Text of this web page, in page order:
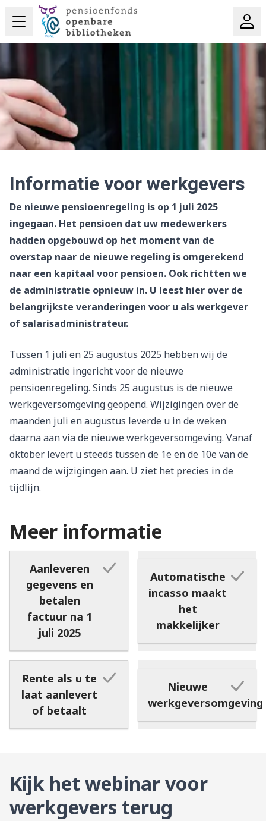
Informatie voor werkgevers
De nieuwe pensioenregeling is op 1 juli 2025
ingegaan. Het pensioen dat uw medewerkers
hadden opgebouwd op het moment van de
overstap naar de nieuwe regeling is omgerekend
naar een kapitaal voor pensioen. Ook richtten we
de administratie opnieuw in. U leest hier over de
belangrijkste veranderingen voor u als werkgever
of salarisadministrateur.
Tussen 1 juli en 25 augustus 2025 hebben wij de
administratie ingericht voor de nieuwe
pensioenregeling. Sinds 25 augustus is de nieuwe
werkgeversomgeving geopend. Wijzigingen over de
maanden juli en augustus leverde u in de weken
daarna aan via de nieuwe werkgeversomgeving. Vanaf
oktober levert u steeds tussen de 1e en de 10e van de
maand de wijzigingen aan. U ziet het precies in de
tijdlijn.
Meer informatie
Aanleveren
gegevens en
betalen
factuur na 1
juli 2025
Automatische
incasso maakt
het
makkelijker
Rente als u te
laat aanlevert
of betaalt
Nieuwe
werkgeversomgeving
Kijk het webinar voor
werkgevers terug